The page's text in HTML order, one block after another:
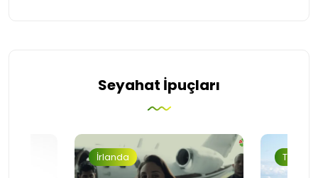
Seyahat İpuçları
İrlanda Turizm